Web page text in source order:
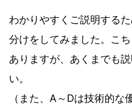
わかりやすくご説明する
分けをしてみました。こ
ありますが、あくまでも
い。
（また、A～Dは技術的な